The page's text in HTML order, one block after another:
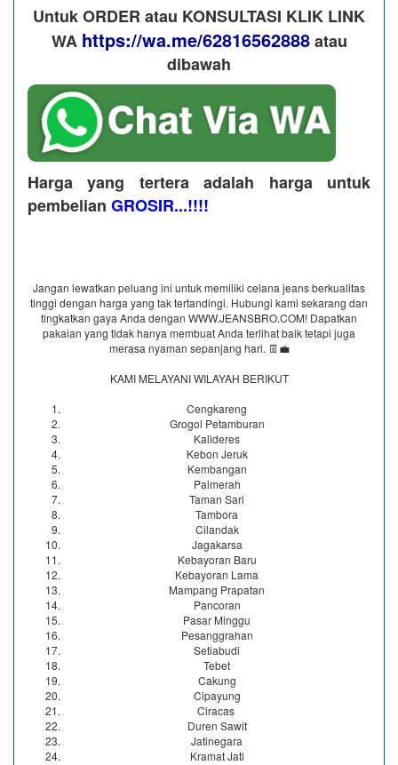
Untuk ORDER atau KONSULTASI KLIK LINK
WA https://wa.me/62816562888​ atau
dibawah
Harga yang tertera adalah harga untuk
pembelian GROSIR...!!!!
Jangan lewatkan peluang ini untuk memiliki celana jeans berkualitas
tinggi dengan harga yang tak tertandingi. Hubungi kami sekarang dan
tingkatkan gaya Anda dengan WWW.JEANSBRO.COM! Dapatkan
pakaian yang tidak hanya membuat Anda terlihat baik tetapi juga
merasa nyaman sepanjang hari. 👖💼
KAMI MELAYANI WILAYAH BERIKUT
Cengkareng
Grogol Petamburan
Kalideres
Kebon Jeruk
Kembangan
Palmerah
Taman Sari
Tambora
Cilandak
Jagakarsa
Kebayoran Baru
Kebayoran Lama
Mampang Prapatan
Pancoran
Pasar Minggu
Pesanggrahan
Setiabudi
Tebet
Cakung
Cipayung
Ciracas
Duren Sawit
Jatinegara
Kramat Jati